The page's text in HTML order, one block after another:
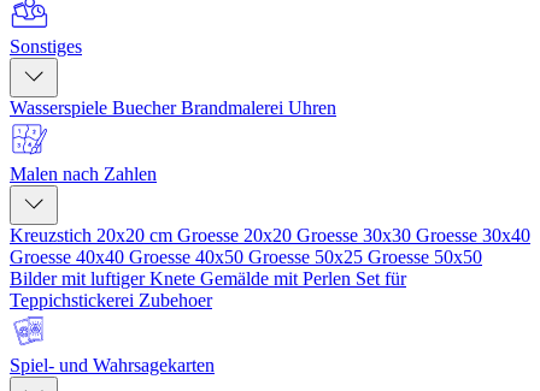
Sonstiges
Wasserspiele BuecherBrandmalerei Uhren
Malen nach Zahlen
Kreuzstich 20x20 cm Groesse 20x20 Groesse 30x30 Groesse 30x40
Groesse 40x40 Groesse 40x50 Groesse 50x25 Groesse 50x50
Bilder mit luftiger Knete Gemälde mit Perlen Set für
Teppichstickerei Zubehoer
Spiel- und Wahrsagekarten